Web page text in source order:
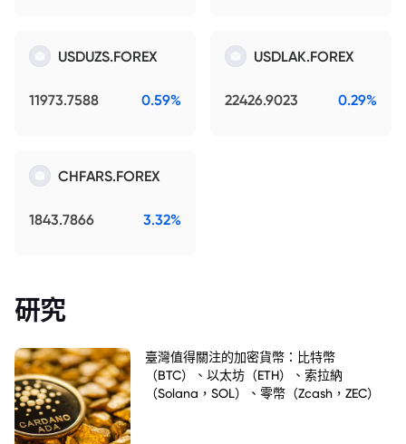
USDUZS.FOREX
11973.7588 0.59%
USDLAK.FOREX
22426.9023 0.29%
CHFARS.FOREX
1843.7866 3.32%
研究
臺灣值得關注的加密貨幣：比特幣
（BTC）、以太坊（ETH）、索拉納
（Solana，SOL）、零幣（Zcash，ZEC）